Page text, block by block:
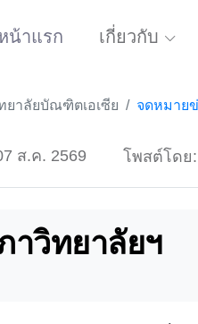
น้าแรก เกี่ยวกับ
าลัยบัณฑิตเอเซีย จดหมาย
ส.ค. 2569 โพสต์โดย:
าวิทยาลัยฯ